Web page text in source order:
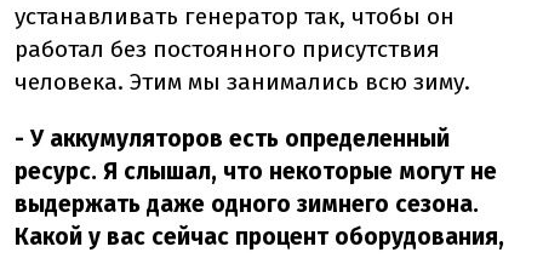
устанавливать генератор так, чтобы он
работал без постоянного присутствия
человека. Этим мы занимались всю зиму.
- У аккумуляторов есть определенный
ресурс. Я слышал, что некоторые могут не
выдержать даже одного зимнего сезона.
Какой у вас сейчас процент оборудования,